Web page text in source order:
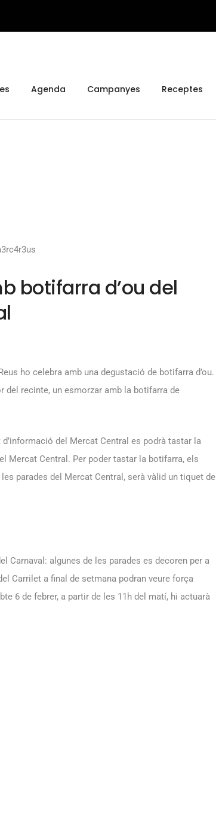
Agenda Campanyes Receptes
botifarra d’ou del
ho celebra amb una degustació de botifarra d’ou.
del recinte, un esmorzar amb la botifarra de
del Mercat Central es podrà tastar la
Mercat Central. Per poder tastar la botifarra, els
parades del Mercat Central, serà vàlid un tiquet de
Carnaval: algunes de les parades es decoren per a
Carrilet a final de setmana podran veure força
6 de febrer, a partir de les 11h del matí, hi actuarà